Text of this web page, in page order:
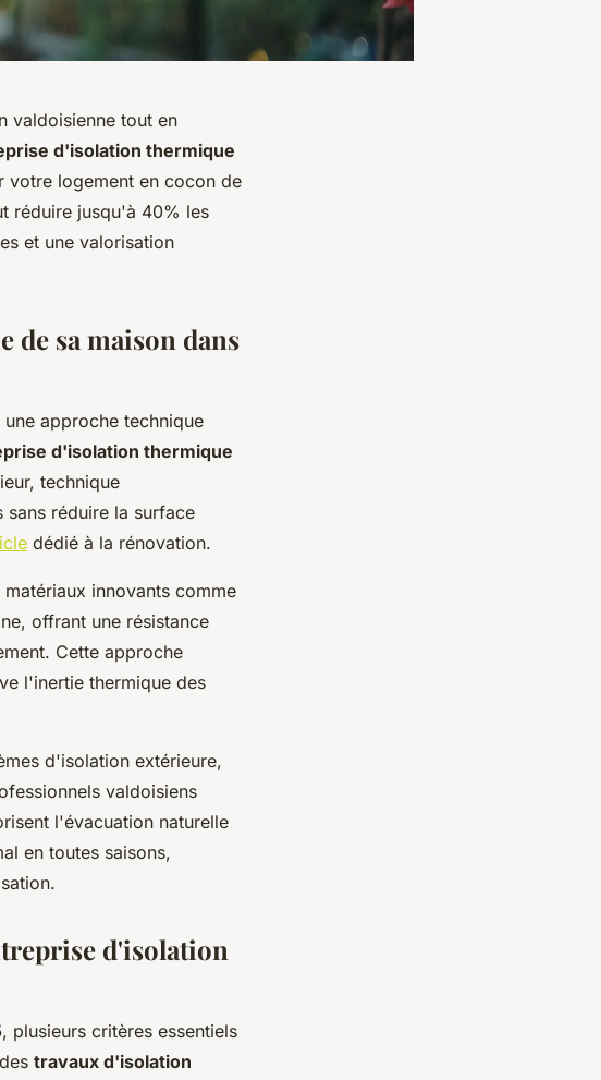
valdoisienne tout en
d'isolation thermique
votre logement en cocon de
réduire jusqu'à 40% les
et une valorisation
de sa maison dans
approche technique
d'isolation thermique
technique
réduire la surface
dédié à la rénovation.
innovants comme
offrant une résistance
Cette approche
l'inertie thermique des
d'isolation extérieure,
valdoisiens
l'évacuation naturelle
en toutes saisons,
d'isolation
, plusieurs critères essentiels
travaux d'isolation